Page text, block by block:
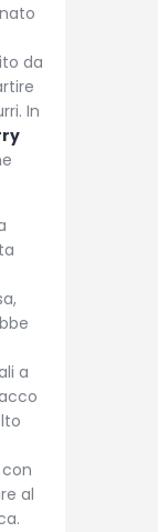
da
In
a
al